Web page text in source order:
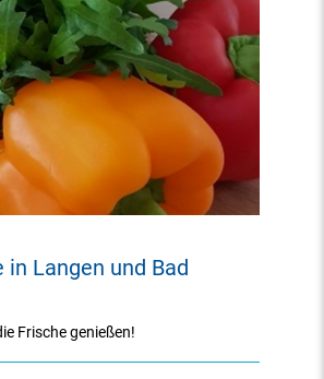
Langen und Bad
Frische genießen!